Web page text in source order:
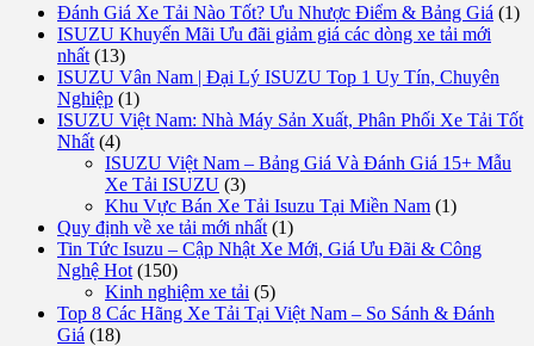
Đánh Giá Xe Tải Nào Tốt? Ưu Nhược Điểm & Bảng Giá (1)
ISUZU Khuyến Mãi Ưu đãi giảm giá các dòng xe tải mới
nhất (13)
ISUZU Vân Nam | Đại Lý ISUZU Top 1 Uy Tín, Chuyên
Nghiệp (1)
ISUZU Việt Nam: Nhà Máy Sản Xuất, Phân Phối Xe Tải Tốt
Nhất (4)
ISUZU Việt Nam – Bảng Giá Và Đánh Giá 15+ Mẫu
Xe Tải ISUZU (3)
Khu Vực Bán Xe Tải Isuzu Tại Miền Nam (1)
Quy định về xe tải mới nhất (1)
Tin Tức Isuzu – Cập Nhật Xe Mới, Giá Ưu Đãi & Công
Nghệ Hot (150)
Kinh nghiệm xe tải (5)
Top 8 Các Hãng Xe Tải Tại Việt Nam – So Sánh & Đánh
Giá (18)